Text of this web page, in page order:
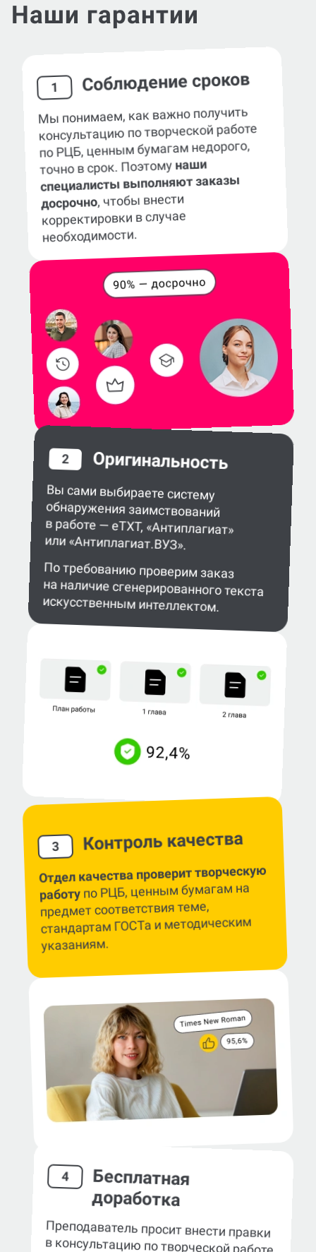
Наши гарантии
1 Соблюдение сроков
Мы понимаем, как важно получить
консультацию по творческой работе
по РЦБ, ценным бумагам недорого,
точно в срок. Поэтому наши
специалисты выполняют заказы
досрочно, чтобы внести
корректировки в случае
необходимости.
2 Оригинальность
Вы сами выбираете систему
обнаружения заимствований
в работе — eTXT, «Антиплагиат»
или «Антиплагиат.ВУЗ».
По требованию проверим заказ
на наличие сгенерированного текста
искусственным интеллектом.
3 Контроль качества
Отдел качества проверит творческую
работупо РЦБ, ценным бумагам на
предмет соответствия теме,
стандартам ГОСТа и методическим
указаниям.
4 Бесплатная
доработка
Преподаватель просит внести правки
в консультацию по творческой работе